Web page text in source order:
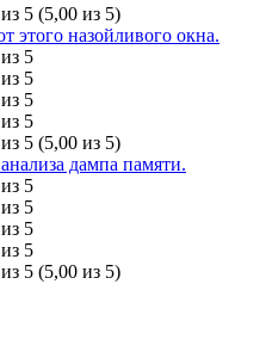
(5,00 из 5)
этого назойливого окна.
(5,00 из 5)
дампа памяти.
(5,00 из 5)